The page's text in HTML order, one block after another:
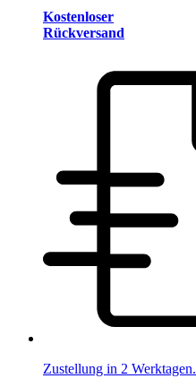
Kostenloser
Rückversand
Zustellung in 2 Werktagen.